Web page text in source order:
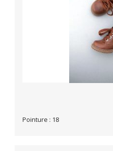
Pointure : 18